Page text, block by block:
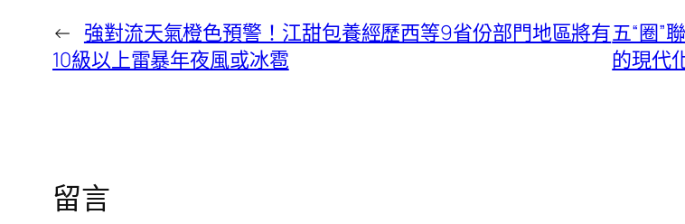
← 強對流天氣橙色預警！江甜包養經歷西等9省份部門地區將有
10級以上雷暴年夜風或冰雹
五“圈”
的現代
留言